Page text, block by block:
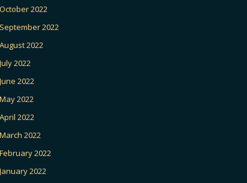
October 2022
September 2022
August 2022
July 2022
June 2022
May 2022
April 2022
March 2022
February 2022
January 2022